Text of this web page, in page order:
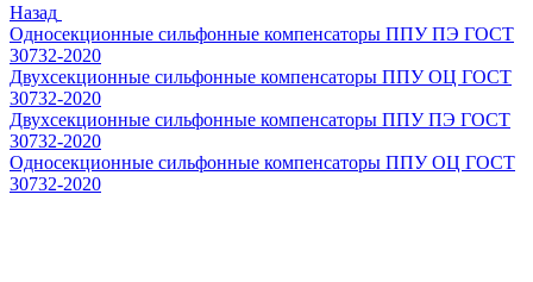
Назад
Односекционные сильфонные компенсаторы ППУ ПЭ ГОСТ
30732-2020
Двухсекционные сильфонные компенсаторы ППУ ОЦ ГОСТ
30732-2020
Двухсекционные сильфонные компенсаторы ППУ ПЭ ГОСТ
30732-2020
Односекционные сильфонные компенсаторы ППУ ОЦ ГОСТ
30732-2020